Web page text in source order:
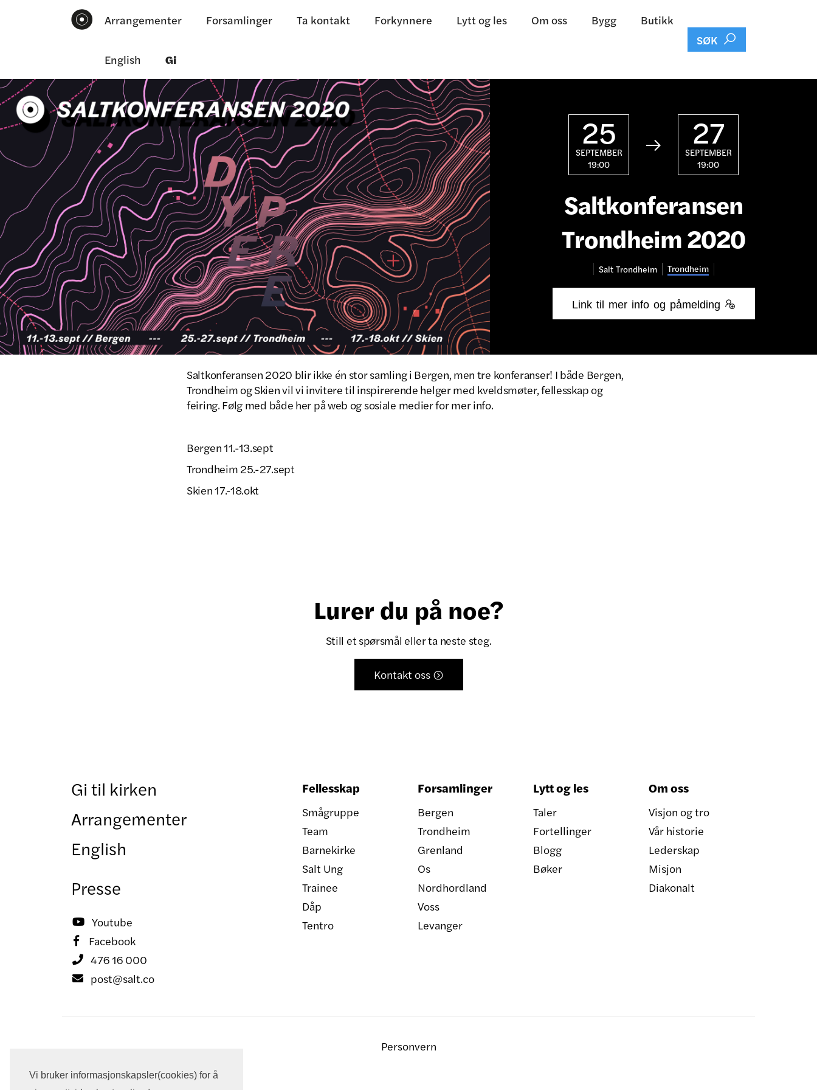
Vi bruker informasjonskapsler(cookies) for å
Arrangementer Forsamlinger Ta kontakt Forkynnere Lytt og les Om oss Bygg Butikk
English Gi
SØK 
25
SEPTEMBER
19:00
 27
SEPTEMBER
19:00
Saltkonferansen
Trondheim 2020
Salt Trondheim Trondheim
Link til mer info og påmelding 
Saltkonferansen 2020 blir ikke én stor samling i Bergen, men tre konferanser! I både Bergen,
Trondheim og Skien vil vi invitere til inspirerende helger med kveldsmøter, fellesskap og
feiring. Følg med både her på web og sosiale medier for mer info.
Bergen 11.-13.sept
Trondheim 25.-27.sept
Skien 17.-18.okt
Lurer du på noe?
Still et spørsmål eller ta neste steg.
Kontakt oss 
Gi til kirken
Arrangementer
English
Presse
 Youtube
 Facebook
 476 16 000
 post@salt.co
Fellesskap
Smågruppe
Team
Barnekirke
Salt Ung
Trainee
Dåp
Tentro
Forsamlinger
Bergen
Trondheim
Grenland
Os
Nordhordland
Voss
Levanger
Lytt og les
Taler
Fortellinger
Blogg
Bøker
Om oss
Visjon og tro
Vår historie
Lederskap
Misjon
Diakonalt
Personvern